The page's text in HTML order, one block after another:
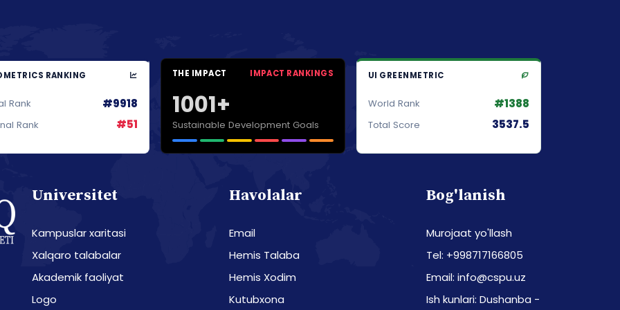
RANKING
Rank #9918
Rank #51
THE IMPACT IMPACT RANKINGS
1001+
Sustainable Development Goals
UI GREENMETRIC
World Rank #1388
Total Score 3537.5
Universitet
Kampuslar xaritasi
Xalqaro talabalar
Akademik faoliyat
Logo
Havolalar
Email
Hemis Talaba
Hemis Xodim
Kutubxona
Bog'lanish
Murojaat yo'llash
Tel: +998717166805
Email: info@cspu.uz
Ish kunlari: Dushanba -